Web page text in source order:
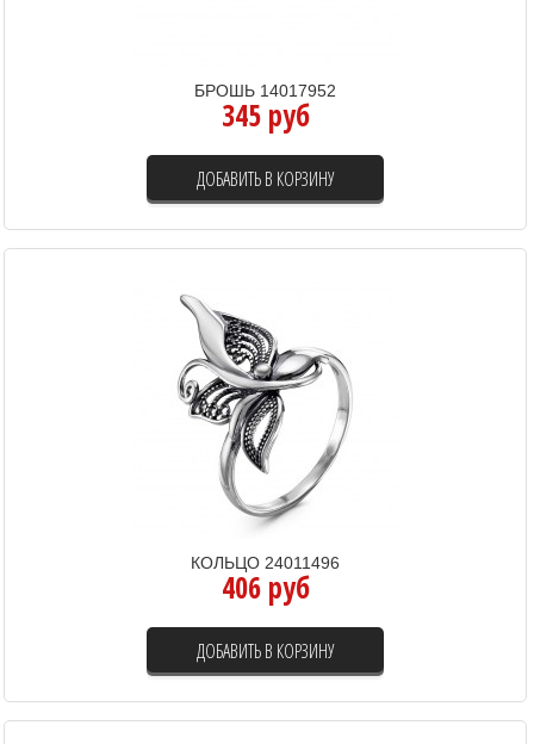
БРОШЬ 14017952
345 руб
ДОБАВИТЬ В КОРЗИНУ
КОЛЬЦО 24011496
406 руб
ДОБАВИТЬ В КОРЗИНУ